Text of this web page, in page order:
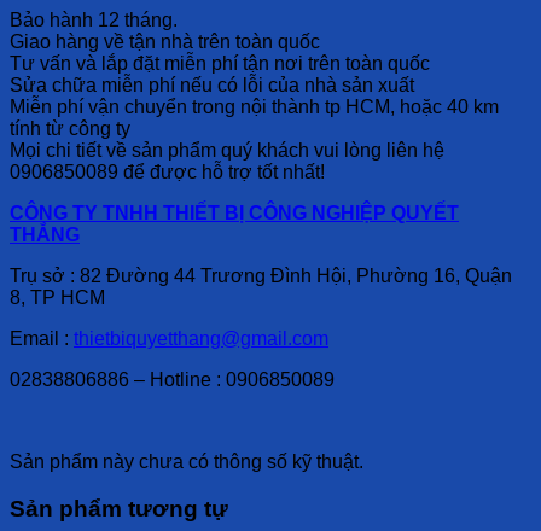
Bảo hành 12 tháng.
Giao hàng về tận nhà trên toàn quốc
Tư vấn và lắp đặt miễn phí tận nơi trên toàn quốc
Sửa chữa miễn phí nếu có lỗi của nhà sản xuất
Miễn phí vận chuyển trong nội thành tp HCM, hoặc 40 km
tính từ công ty
Mọi chi tiết về sản phẩm quý khách vui lòng liên hệ
0906850089 để được hỗ trợ tốt nhất!
CÔNG TY TNHH THIẾT BỊ CÔNG NGHIỆP QUYẾT
THẮNG
Trụ sở : 82 Đường 44 Trương Đình Hội, Phường 16, Quận
8, TP HCM
Email : thietbiquyetthang@gmail.com
02838806886 – Hotline : 0906850089
Sản phẩm này chưa có thông số kỹ thuật.
Sản phẩm tương tự